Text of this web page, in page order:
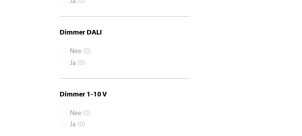
Dimmer DALI
Nee (0)
Ja (0)
Dimmer 1-10 V
Nee (0)
Ja (0)